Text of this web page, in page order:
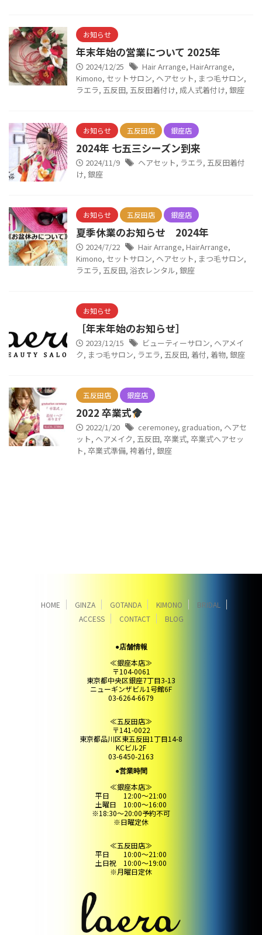
お知らせ
年末年始の営業について 2025年
2024/12/25 Hair Arrange, HairArrange,
Kimono, セットサロン, ヘアセット, まつ毛サロン,
ラエラ, 五反田, 五反田着付け, 成人式着付け, 銀座
お知らせ 五反田店 銀座店
2024年 七五三シーズン到来
2024/11/9 ヘアセット, ラエラ, 五反田着付
け, 銀座
お知らせ 五反田店 銀座店
夏季休業のお知らせ 2024年
2024/7/22 Hair Arrange, HairArrange,
Kimono, セットサロン, ヘアセット, まつ毛サロン,
ラエラ, 五反田, 浴衣レンタル, 銀座
お知らせ
［年末年始のお知らせ］
2023/12/15 ビューティーサロン, ヘアメイ
ク, まつ毛サロン, ラエラ, 五反田, 着付, 着物, 銀座
五反田店 銀座店
2022 卒業式
2022/1/20 ceremoney, graduation, ヘアセ
ット, ヘアメイク, 五反田, 卒業式, 卒業式へアセッ
ト, 卒業式準備, 袴着付, 銀座
HOME GINZA GOTANDA KIMONO
BRIDAL
ACCESS
CONTACT BLOG
●店舗情報
≪銀座本店≫
〒104-0061
東京都中央区銀座7丁目3-13
ニューギンザビル1号館6F
03-6264-6679
≪五反田店≫
〒141-0022
東京都品川区東五反田1丁目14-8
KCビル2F
03-6450-2163
●営業時間
≪銀座本店≫
平日 12:00～21:00
土曜日 10:00～16:00
※18:30～20:00予約不可
※日曜定休
≪五反田店≫
平日 10:00～21:00
土日祝 10:00～19:00
※月曜日定休